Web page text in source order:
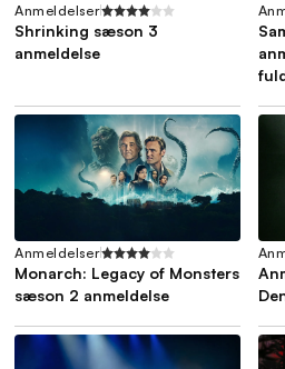
Anmeldelser
Shrinking sæson 3
anmeldelse
Anmeldelser
Monarch: Legacy of Monsters
sæson 2 anmeldelse